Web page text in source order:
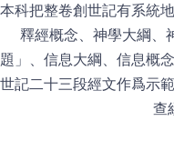
本科把整卷創世記有系統
釋經概念、神學大綱、
題」、信息大綱、信息概
世記二十三段經文作爲示
查